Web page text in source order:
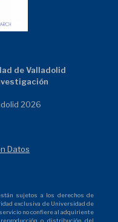
de Valladolid
2026
Datos
sujetos a los derechos de
exclusiva de Universidad de
no confiere al adquiriente
o distribución del